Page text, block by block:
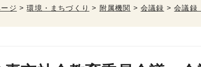
ジ >環境・まちづくり > 附属機関 >会議録 >会議録